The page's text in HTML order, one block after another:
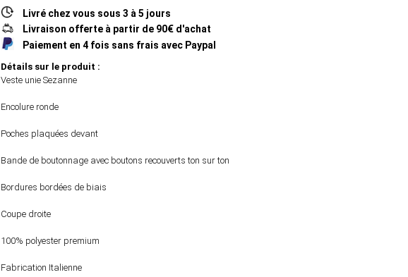
Livré chez vous sous 3 à 5 jours
Livraison offerte à partir de 90€ d'achat
Paiement en 4 fois sans frais avec Paypal
Détails sur le produit :
Veste unie Sezanne
Encolure ronde
Poches plaquées devant
Bande de boutonnage avec boutons recouverts ton sur ton
Bordures bordées de biais
Coupe droite
100% polyester premium
Fabrication Italienne